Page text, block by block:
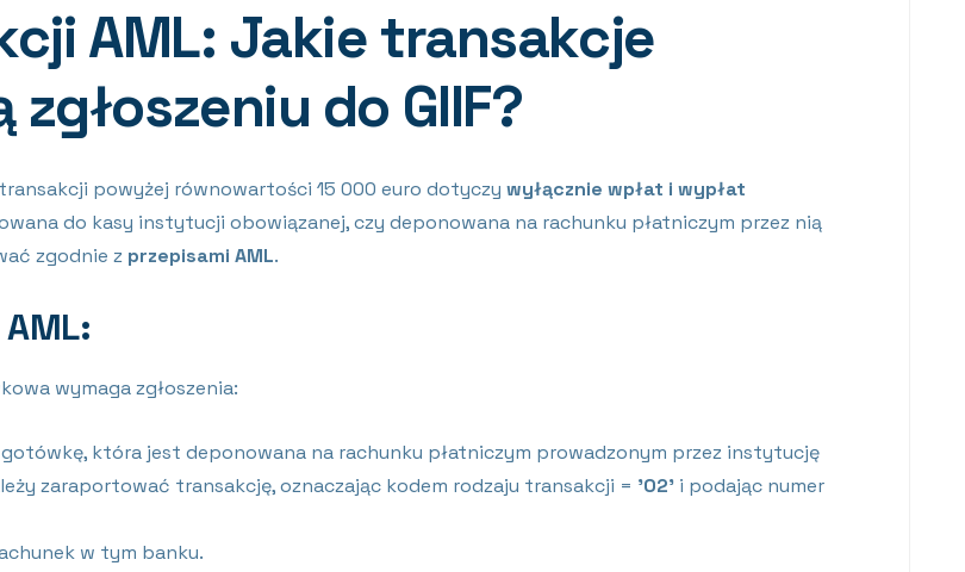
AML: Jakie transakcje
do GIIF?
powyżej równowartości 15 000 euro dotyczy wyłącznie wpłat i wypłat
do kasy instytucji obowiązanej, czy deponowana na rachunku płatniczym przez nią
zgodnie z przepisami AML.
wymaga zgłoszenia:
która jest deponowana na rachunku płatniczym prowadzonym przez instytucję
zaraportować transakcję, oznaczając kodem rodzaju transakcji = ’02’i podając numer
w tym banku.